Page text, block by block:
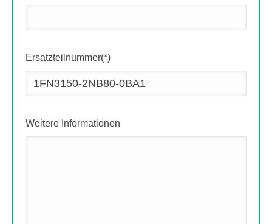
Ersatzteilnummer(*)
Weitere Informationen